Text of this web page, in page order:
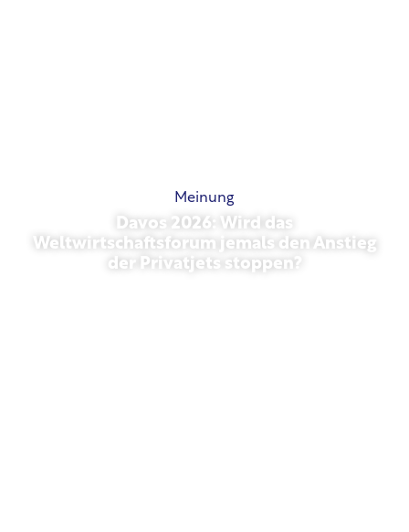
Meinung
Davos 2026: Wird das
Weltwirtschaftsforum jemals den Anstieg
der Privatjets stoppen?